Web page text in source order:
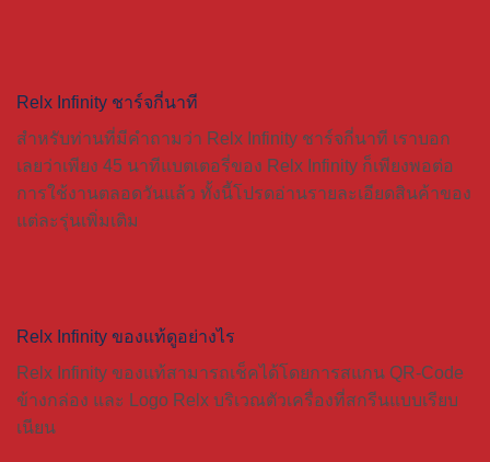
Relx Infinity ชาร์จกี่นาที
สำหรับท่านที่มีคำถามว่า Relx Infinity ชาร์จกี่นาที เราบอก
เลยว่าเพียง 45 นาทีแบตเตอรี่ของ Relx Infinity ก็เพียงพอต่อ
การใช้งานตลอดวันแล้ว ทั้งนี้โปรดอ่านรายละเอียดสินค้าของ
แต่ละรุ่นเพิ่มเติม
Relx Infinity ของแท้ดูอย่างไร
Relx Infinity ของแท้สามารถเช็คได้โดยการสแกน QR-Code
ข้างกล่อง และ Logo Relx บริเวณตัวเครื่องที่สกรีนแบบเรียบ
เนียน